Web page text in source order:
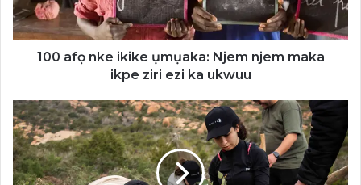
njem
maka
ikpe
ukwuu
100 afọ nke ikike ụmụaka: Njem njem maka
ikpe ziri ezi ka ukwuu
Perenco
Tunisie
:
opération
planter